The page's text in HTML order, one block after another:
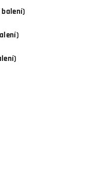
balení)